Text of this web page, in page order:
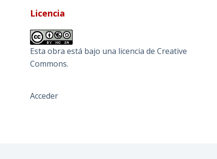
Licencia
Esta obra está bajo una licencia de Creative
Commons.
Acceder